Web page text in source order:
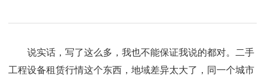
说实话，写了这么多，我也不能保证我说的都对。二手
工程设备租赁行情这个东西，地域差异太大了，同一个城市